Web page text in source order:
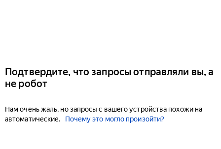
Подтвердите, что запросы отправляли вы, а
не робот
Нам очень жаль, но запросы с вашего устройства похожи на
автоматические.
Почему это могло произойти?